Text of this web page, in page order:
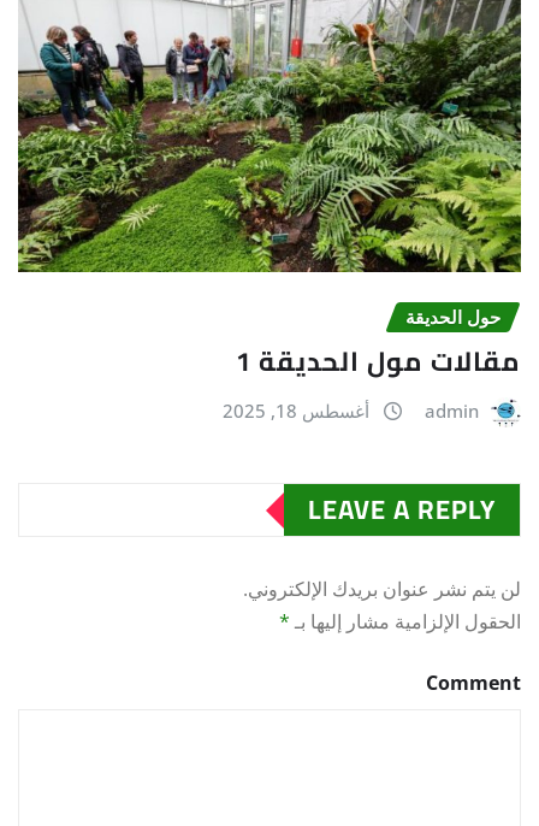
حول الحديقة
مقالات مول الحديقة 1
admin أغسطس 18, 2025
LEAVE A REPLY
لن يتم نشر عنوان بريدك الإلكتروني.
الحقول الإلزامية مشار إليها بـ *
Comment